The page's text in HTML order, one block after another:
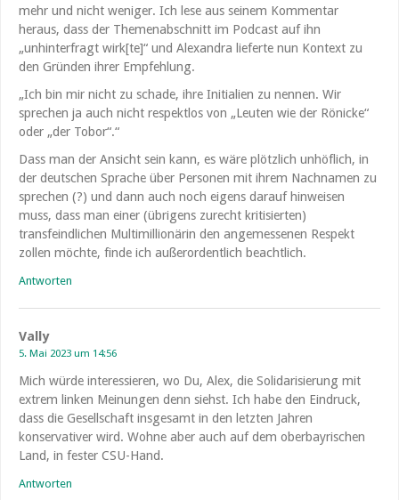
mehr und nicht weniger. Ich lese aus seinem Kommentar
heraus, dass der Themenabschnitt im Podcast auf ihn
„unhinterfragt wirk[te]“ und Alexandra lieferte nun Kontext zu
den Gründen ihrer Empfehlung.
„Ich bin mir nicht zu schade, ihre Initialien zu nennen. Wir
sprechen ja auch nicht respektlos von „Leuten wie der Rönicke“
oder „der Tobor“.“
Dass man der Ansicht sein kann, es wäre plötzlich unhöflich, in
der deutschen Sprache über Personen mit ihrem Nachnamen zu
sprechen (?) und dann auch noch eigens darauf hinweisen
muss, dass man einer (übrigens zurecht kritisierten)
transfeindlichen Multimillionärin den angemessenen Respekt
zollen möchte, finde ich außerordentlich beachtlich.
Antworten
Vally
5. Mai 2023 um 14:56
Mich würde interessieren, wo Du, Alex, die Solidarisierung mit
extrem linken Meinungen denn siehst. Ich habe den Eindruck,
dass die Gesellschaft insgesamt in den letzten Jahren
konservativer wird. Wohne aber auch auf dem oberbayrischen
Land, in fester CSU-Hand.
Antworten